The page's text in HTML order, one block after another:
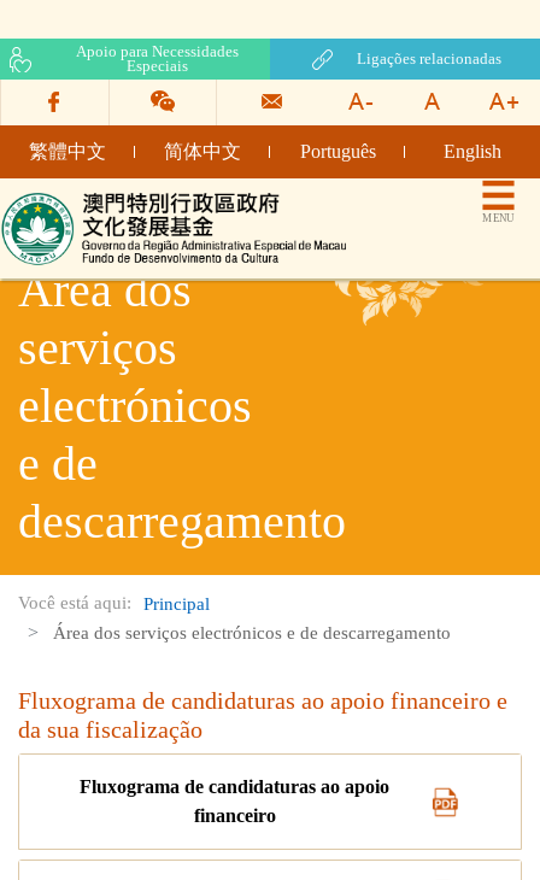
Apoio para Necessidades
Especiais
Ligações relacionadas
繁體中文 简体中文 Português English
Fundo de Desenvolvimento da Cultura
MENU
Área dos
serviços
electrónicos
e de
descarregamento
Você está aqui:
Principal
Área dos serviços electrónicos e de descarregamento
Fluxograma de candidaturas ao apoio financeiro e
da sua fiscalização
Fluxograma de candidaturas ao apoio
financeiro